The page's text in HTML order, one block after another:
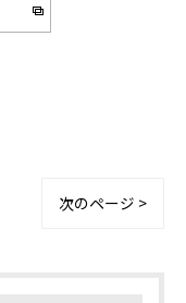
次のページ >